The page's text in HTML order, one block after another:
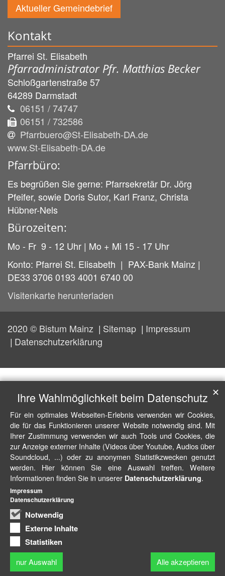
Aktueller Gemeindebrief
Kontakt
Pfarrei St. Elisabeth
Pfarradministrator Pfr. Matthias Becker
Schloßgartenstraße 57
64289 Darmstadt
06151 / 74747
06151 / 732586
Pfarrbuero@St-Elisabeth-DA.de
www.St-Elisabeth-DA.de
Pfarrbüro:
Es begrüßen Sie gerne: Pfarrsekretär Dr. Jörg
Pfeifer, sowie Doris Sutor, Karl Franz, Christa
Hübner-Nels
Bürozeiten:
Mo - Fr 9 - 12 Uhr | Mo + Mi 15 - 17 Uhr
Konto: Pfarrei St. Elisabeth | PAX-Bank Mainz |
DE33 3706 0193 4001 6740 00
Visitenkarte herunterladen
2020 © Bistum Mainz Sitemap
Impressum
Datenschutzerklärung
Ihre Wahlmöglichkeit beim Datenschutz
Für ein optimales Webseiten-Erlebnis verwenden wir Cookies,
die für das Funktionieren unserer Website notwendig sind. Mit
Ihrer Zustimmung verwenden wir auch Tools und Cookies, die
zur Anzeige externer Inhalte (Videos über Youtube, Audios über
Soundcloud, ...) oder zu anonymen Statistikzwecken genutzt
werden. Hier können Sie eine Auswahl treffen. Weitere
Informationen finden Sie in unserer Datenschutzerklärung.
Notwendig
Externe Inhalte
Statistiken
nur Auswahl Alle akzeptieren
✕
Impressum
Datenschutzerklärung